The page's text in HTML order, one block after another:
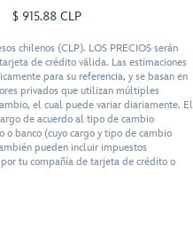
$ 915.88 CLP
chilenos (CLP). LOS PRECIOS serán
de crédito válida. Las estimaciones
para su referencia, y se basan en
privados que utilizan múltiples
el cual puede variar diariamente. El
de acuerdo al tipo de cambio
banco (cuyo cargo y tipo de cambio
pueden incluir impuestos
tu compañía de tarjeta de crédito o